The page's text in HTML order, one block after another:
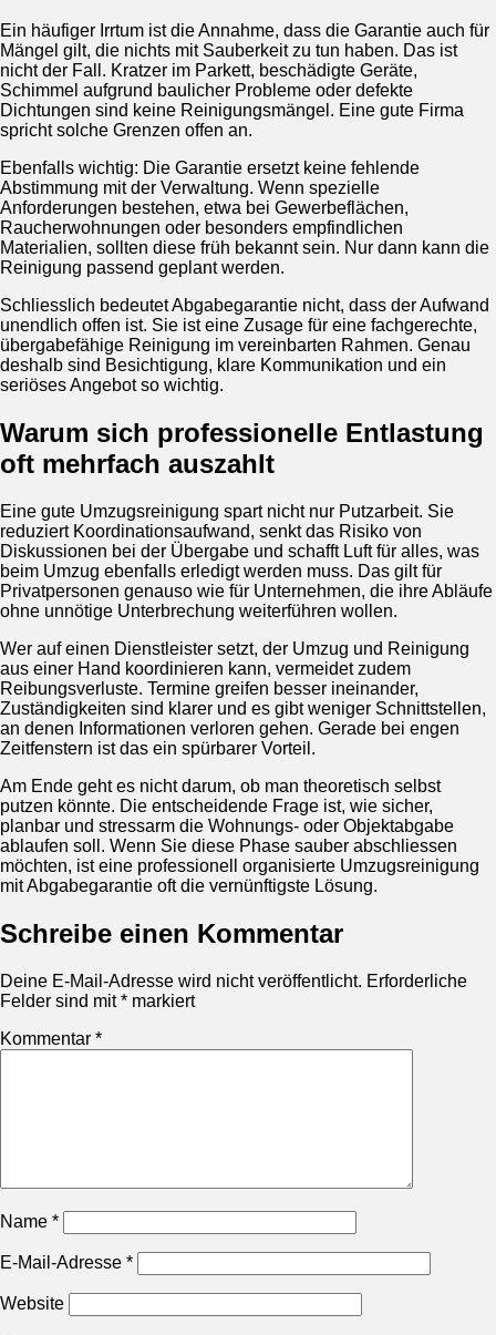
Ein häufiger Irrtum ist die Annahme, dass die Garantie auch für
Mängel gilt, die nichts mit Sauberkeit zu tun haben. Das ist
nicht der Fall. Kratzer im Parkett, beschädigte Geräte,
Schimmel aufgrund baulicher Probleme oder defekte
Dichtungen sind keine Reinigungsmängel. Eine gute Firma
spricht solche Grenzen offen an.
Ebenfalls wichtig: Die Garantie ersetzt keine fehlende
Abstimmung mit der Verwaltung. Wenn spezielle
Anforderungen bestehen, etwa bei Gewerbeflächen,
Raucherwohnungen oder besonders empfindlichen
Materialien, sollten diese früh bekannt sein. Nur dann kann die
Reinigung passend geplant werden.
Schliesslich bedeutet Abgabegarantie nicht, dass der Aufwand
unendlich offen ist. Sie ist eine Zusage für eine fachgerechte,
übergabefähige Reinigung im vereinbarten Rahmen. Genau
deshalb sind Besichtigung, klare Kommunikation und ein
seriöses Angebot so wichtig.
Warum sich professionelle Entlastung
oft mehrfach auszahlt
Eine gute Umzugsreinigung spart nicht nur Putzarbeit. Sie
reduziert Koordinationsaufwand, senkt das Risiko von
Diskussionen bei der Übergabe und schafft Luft für alles, was
beim Umzug ebenfalls erledigt werden muss. Das gilt für
Privatpersonen genauso wie für Unternehmen, die ihre Abläufe
ohne unnötige Unterbrechung weiterführen wollen.
Wer auf einen Dienstleister setzt, der Umzug und Reinigung
aus einer Hand koordinieren kann, vermeidet zudem
Reibungsverluste. Termine greifen besser ineinander,
Zuständigkeiten sind klarer und es gibt weniger Schnittstellen,
an denen Informationen verloren gehen. Gerade bei engen
Zeitfenstern ist das ein spürbarer Vorteil.
Am Ende geht es nicht darum, ob man theoretisch selbst
putzen könnte. Die entscheidende Frage ist, wie sicher,
planbar und stressarm die Wohnungs- oder Objektabgabe
ablaufen soll. Wenn Sie diese Phase sauber abschliessen
möchten, ist eine professionell organisierte Umzugsreinigung
mit Abgabegarantie oft die vernünftigste Lösung.
Schreibe einen Kommentar
Deine E-Mail-Adresse wird nicht veröffentlicht. Erforderliche
Felder sind mit* markiert
Kommentar *
Name *
E-Mail-Adresse *
Website